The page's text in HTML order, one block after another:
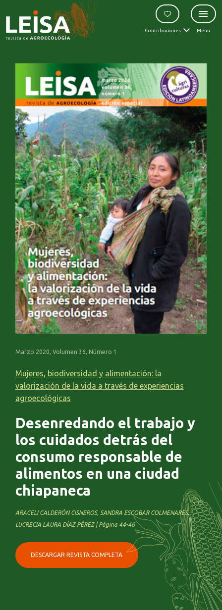
Contribuciones Menu
Marzo 2020, Volumen 36, Número 1
Mujeres, biodiversidad y alimentación: la
valorización de la vida a través de experiencias
agroecológicas
Desenredando el trabajo y
los cuidados detrás del
consumo responsable de
alimentos en una ciudad
chiapaneca
ARACELI CALDERÓN CISNEROS, SANDRA ESCOBAR COLMENARES,
LUCRECIA LAURA DÍAZ PÉREZ | Página 44-46
DESCARGAR REVISTA COMPLETA